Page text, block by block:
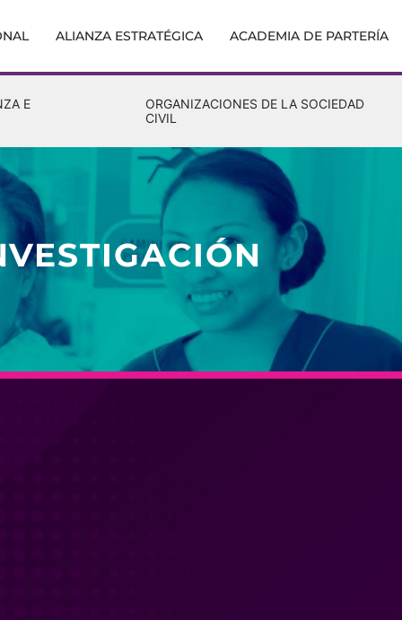
ALIANZA ESTRATÉGICA ACADEMIA DE PARTERÍA
E
ORGANIZACIONES DE LA SOCIEDAD
CIVIL